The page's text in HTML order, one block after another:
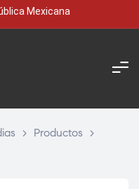
Mexicana
> Productos
>